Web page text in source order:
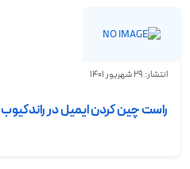
انتشار: 29 شهریور 1401
راست چین کردن ایمیل در راندکیوب